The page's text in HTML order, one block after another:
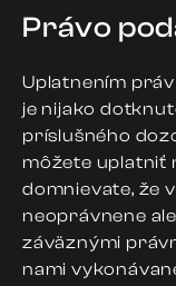
Právo
Uplatnením
je nijako
príslušného
môžete uplatniť
domnievate, že
neoprávnene
záväznými
nami